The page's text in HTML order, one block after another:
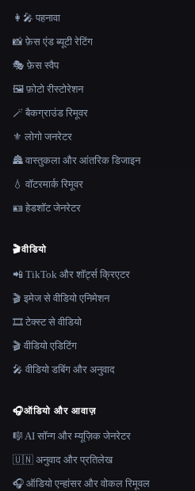
👩‍🎤 पहनावा
📸 फ़ेस एंड ब्यूटी रेटिंग
🎭 फ़ेस स्वैप
🖼️ फ़ोटो रीस्टोरेशन
🪄 बैकग्राउंड रिमूवर
⚜️ लोगो जनरेटर
🏯 वास्तुकला और आंतरिक डिजाइन
💧 वॉटरमार्क रिमूवर
🪪 हेडशॉट जेनरेटर
🎬वीडियो
📲 TikTok और शॉर्ट्स क्रिएटर
🎬 इमेज से वीडियो एनिमेशन
🎞️ टेक्स्ट से वीडियो
🎬 वीडियो एडिटिंग
🎤 वीडियो डबिंग और अनुवाद
🎧ऑडियो और आवाज़
🎼 AI सॉन्ग और म्यूज़िक जेनरेटर
🇺🇳 अनुवाद और प्रतिलेख
🎧 ऑडियो एन्हांसर और वोकल रिमूवल